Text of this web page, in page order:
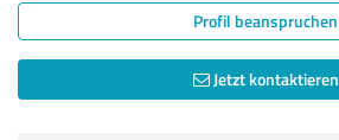
Profil beanspruchen
Jetzt kontaktieren